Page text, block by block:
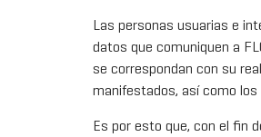
Las personas usuarias e
datos que comuniquen a
se correspondan con su
manifestados, así como los
Es por esto que, con el fin